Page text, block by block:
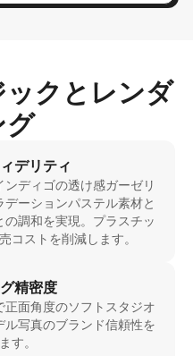
クとレンダ
グ
デリティ
ディゴの透け感ガーゼリ
ーションパステル素材と
調和を実現。プラスチッ
コストを削減します。
精密度
正面角度のソフトスタジオ
写真のブランド信頼性を
す。